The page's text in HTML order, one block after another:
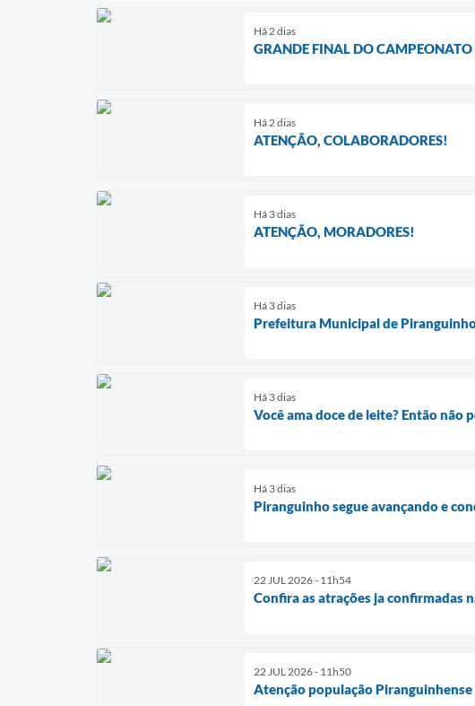
Há 2 dias
GRANDE FINAL DO
Há 2 dias
ATENÇÃO, COLABORADORES!
Há 3 dias
ATENÇÃO, MORADORES!
Há 3 dias
Prefeitura Municipal de
Há 3 dias
Você ama doce de leite? Então não
Há 3 dias
Piranguinho segue avançando e
22 JUL 2026 - 11h54
Confira as atrações ja confirmadas
22 JUL 2026 - 11h50
Atenção população Piranguinhense